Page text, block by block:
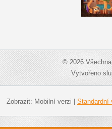
© 2026
Vytvořeno
Zobrazit: Mobilní verzi | Standardní